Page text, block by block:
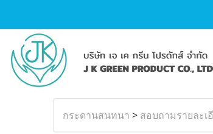
กระดานสนทนา > สอบถามรายละเ